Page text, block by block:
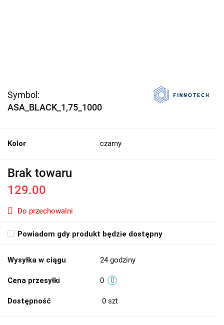
Symbol:
ASA_BLACK_1,75_1000
Kolor czarny
Brak towaru
129.00
Do przechowalni
Powiadom gdy produkt będzie dostępny
Wysyłka w ciągu 24 godziny
Cena przesyłki 0
Dostępność 0 szt